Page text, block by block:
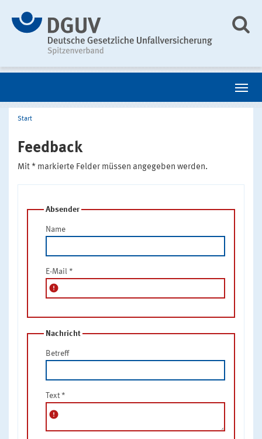
Start
Feedback
Mit * markierte Felder müssen angegeben werden.
Absender
Name
E-Mail *
error
Nachricht
Betreff
Text *
error